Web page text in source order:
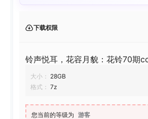
下载权限
铃声悦耳，花容月貌：花铃70期
大小： 28GB
格式： 7z
您当前的等级为 游客